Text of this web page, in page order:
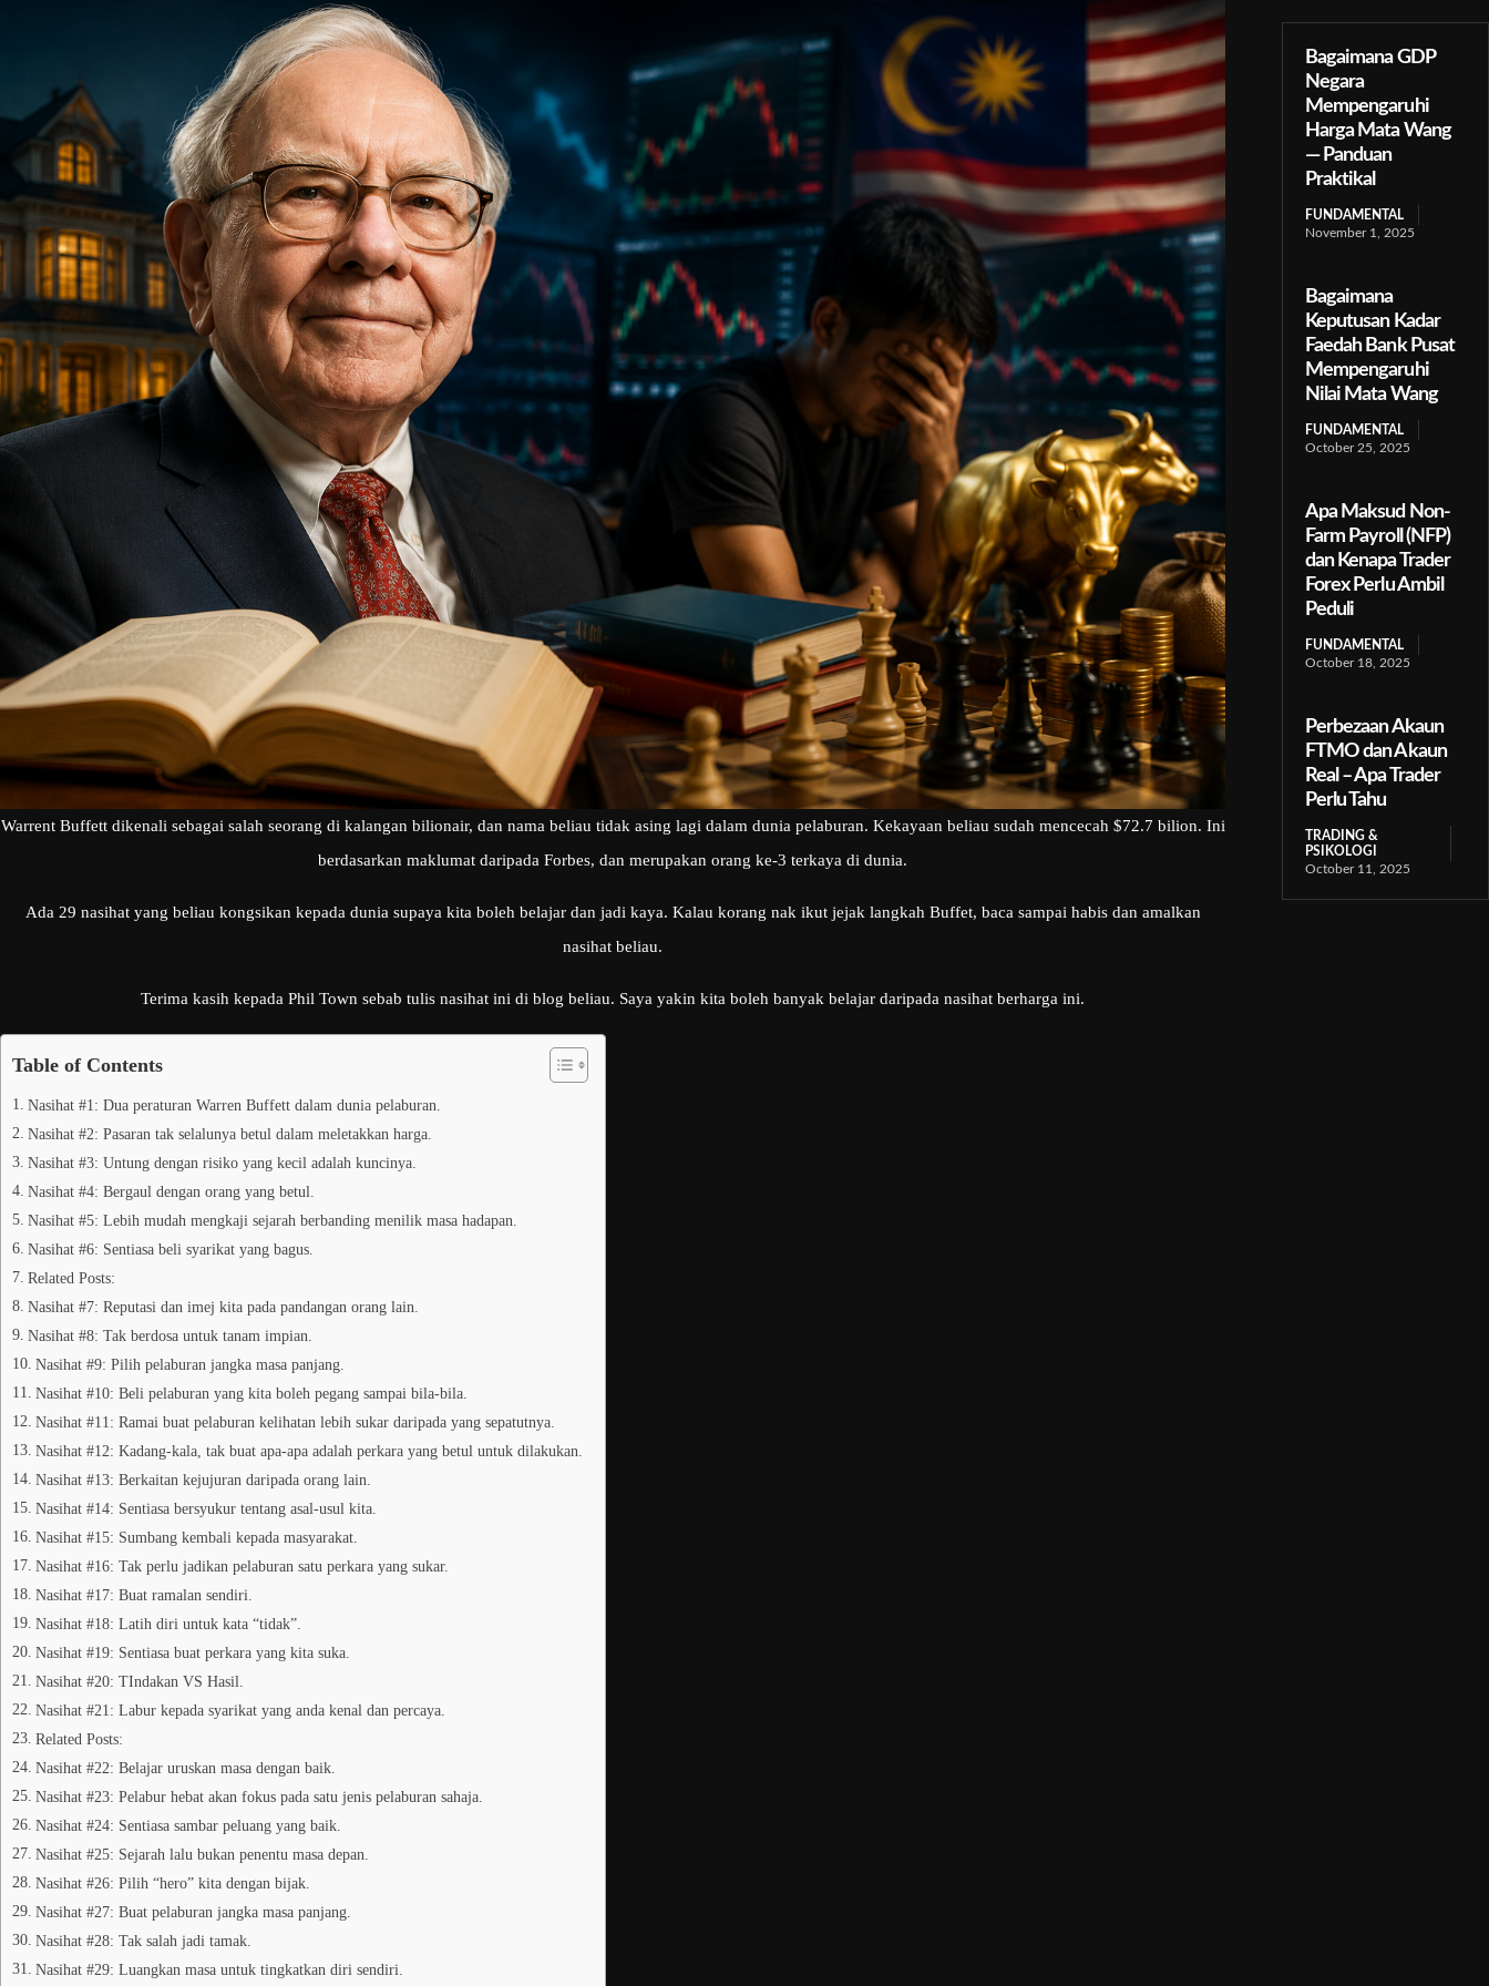
Warrent Buffett dikenali sebagai salah seorang di kalangan bilionair, dan nama beliau tidak asing lagi dalam dunia pelaburan. Kekayaan beliau sudah mencecah $72.7 bilion. Ini
berdasarkan maklumat daripada Forbes, dan merupakan orang ke-3 terkaya di dunia.
Ada 29 nasihat yang beliau kongsikan kepada dunia supaya kita boleh belajar dan jadi kaya. Kalau korang nak ikut jejak langkah Buffet, baca sampai habis dan amalkan
nasihat beliau.
Terima kasih kepada Phil Town sebab tulis nasihat ini di blog beliau. Saya yakin kita boleh banyak belajar daripada nasihat berharga ini.
Table of Contents
Nasihat #1: Dua peraturan Warren Buffett dalam dunia pelaburan.
Nasihat #2: Pasaran tak selalunya betul dalam meletakkan harga.
Nasihat #3: Untung dengan risiko yang kecil adalah kuncinya.
Nasihat #4: Bergaul dengan orang yang betul.
Nasihat #5: Lebih mudah mengkaji sejarah berbanding menilik masa hadapan.
Nasihat #6: Sentiasa beli syarikat yang bagus.
Related Posts:
Nasihat #7: Reputasi dan imej kita pada pandangan orang lain.
Nasihat #8: Tak berdosa untuk tanam impian.
Nasihat #9: Pilih pelaburan jangka masa panjang.
Nasihat #10: Beli pelaburan yang kita boleh pegang sampai bila-bila.
Nasihat #11: Ramai buat pelaburan kelihatan lebih sukar daripada yang sepatutnya.
Nasihat #12: Kadang-kala, tak buat apa-apa adalah perkara yang betul untuk dilakukan.
Nasihat #13: Berkaitan kejujuran daripada orang lain.
Nasihat #14: Sentiasa bersyukur tentang asal-usul kita.
Nasihat #15: Sumbang kembali kepada masyarakat.
Nasihat #16: Tak perlu jadikan pelaburan satu perkara yang sukar.
Nasihat #17: Buat ramalan sendiri.
Nasihat #18: Latih diri untuk kata “tidak”.
Nasihat #19: Sentiasa buat perkara yang kita suka.
Nasihat #20: TIndakan VS Hasil.
Nasihat #21: Labur kepada syarikat yang anda kenal dan percaya.
Related Posts:
Nasihat #22: Belajar uruskan masa dengan baik.
Nasihat #23: Pelabur hebat akan fokus pada satu jenis pelaburan sahaja.
Nasihat #24: Sentiasa sambar peluang yang baik.
Nasihat #25: Sejarah lalu bukan penentu masa depan.
Nasihat #26: Pilih “hero” kita dengan bijak.
Nasihat #27: Buat pelaburan jangka masa panjang.
Nasihat #28: Tak salah jadi tamak.
Nasihat #29: Luangkan masa untuk tingkatkan diri sendiri.
Bagaimana GDP
Negara
Mempengaruhi
Harga Mata Wang
— Panduan
Praktikal
FUNDAMENTAL
November 1, 2025
Bagaimana
Keputusan Kadar
Faedah Bank Pusat
Mempengaruhi
Nilai Mata Wang
FUNDAMENTAL
October 25, 2025
Apa Maksud Non-
Farm Payroll (NFP)
dan Kenapa Trader
Forex Perlu Ambil
Peduli
FUNDAMENTAL
October 18, 2025
Perbezaan Akaun
FTMO dan Akaun
Real – Apa Trader
Perlu Tahu
TRADING &
PSIKOLOGI
October 11, 2025